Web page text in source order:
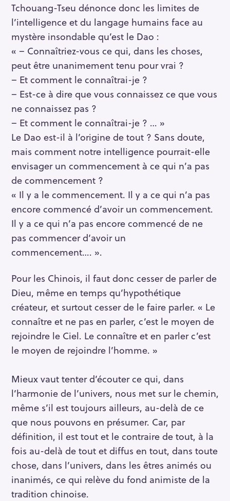
Tchouang-Tseu dénonce donc les limites de
l’intelligence et du langage humains face au
mystère insondable qu’est le Dao :
« – Connaîtriez-vous ce qui, dans les choses,
peut être unanimement tenu pour vrai ?
– Et comment le connaîtrai-je ?
– Est-ce à dire que vous connaissez ce que vous
ne connaissez pas ?
– Et comment le connaîtrai-je ? … »
Le Dao est-il à l’origine de tout ? Sans doute,
mais comment notre intelligence pourrait-elle
envisager un commencement à ce qui n’a pas
de commencement ?
« Il y a le commencement. Il y a ce qui n’a pas
encore commencé d’avoir un commencement.
Il y a ce qui n’a pas encore commencé de ne
pas commencer d‘avoir un
commencement…. ».
Pour les Chinois, il faut donc cesser de parler de
Dieu, même en temps qu’hypothétique
créateur, et surtout cesser de le faire parler. « Le
connaître et ne pas en parler, c’est le moyen de
rejoindre le Ciel. Le connaître et en parler c’est
le moyen de rejoindre l’homme. »
Mieux vaut tenter d’écouter ce qui, dans
l’harmonie de l’univers, nous met sur le chemin,
même s’il est toujours ailleurs, au-delà de ce
que nous pouvons en présumer. Car, par
définition, il est tout et le contraire de tout, à la
fois au-delà de tout et diffus en tout, dans toute
chose, dans l’univers, dans les êtres animés ou
inanimés, ce qui relève du fond animiste de la
tradition chinoise.